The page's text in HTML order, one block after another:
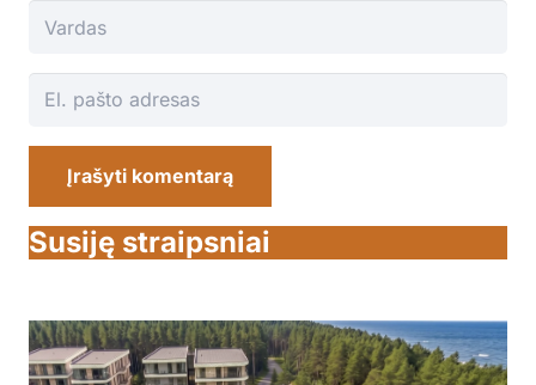
Įrašyti komentarą
Susiję straipsniai